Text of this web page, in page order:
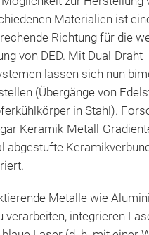
Materialien ist
Richtung für die
von DED. Mit Dual-
lassen sich nun
(Übergänge von
in Stahl).
Keramik-Metall-
abgestufte
Metalle wie
verarbeiten, integrieren